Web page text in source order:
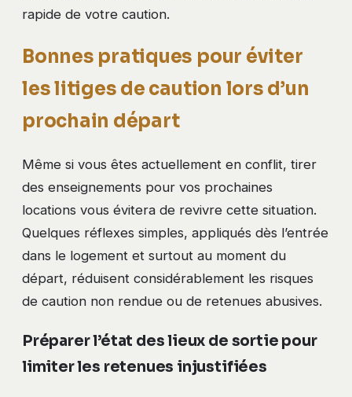
rapide de votre caution.
Bonnes pratiques pour éviter
les litiges de caution lors d’un
prochain départ
Même si vous êtes actuellement en conflit, tirer
des enseignements pour vos prochaines
locations vous évitera de revivre cette situation.
Quelques réflexes simples, appliqués dès l’entrée
dans le logement et surtout au moment du
départ, réduisent considérablement les risques
de caution non rendue ou de retenues abusives.
Préparer l’état des lieux de sortie pour
limiter les retenues injustifiées